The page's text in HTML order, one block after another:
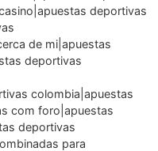
deportivas
de mi|apuestas
deportivas
colombia|apuestas
com foro|apuestas
deportivas
para